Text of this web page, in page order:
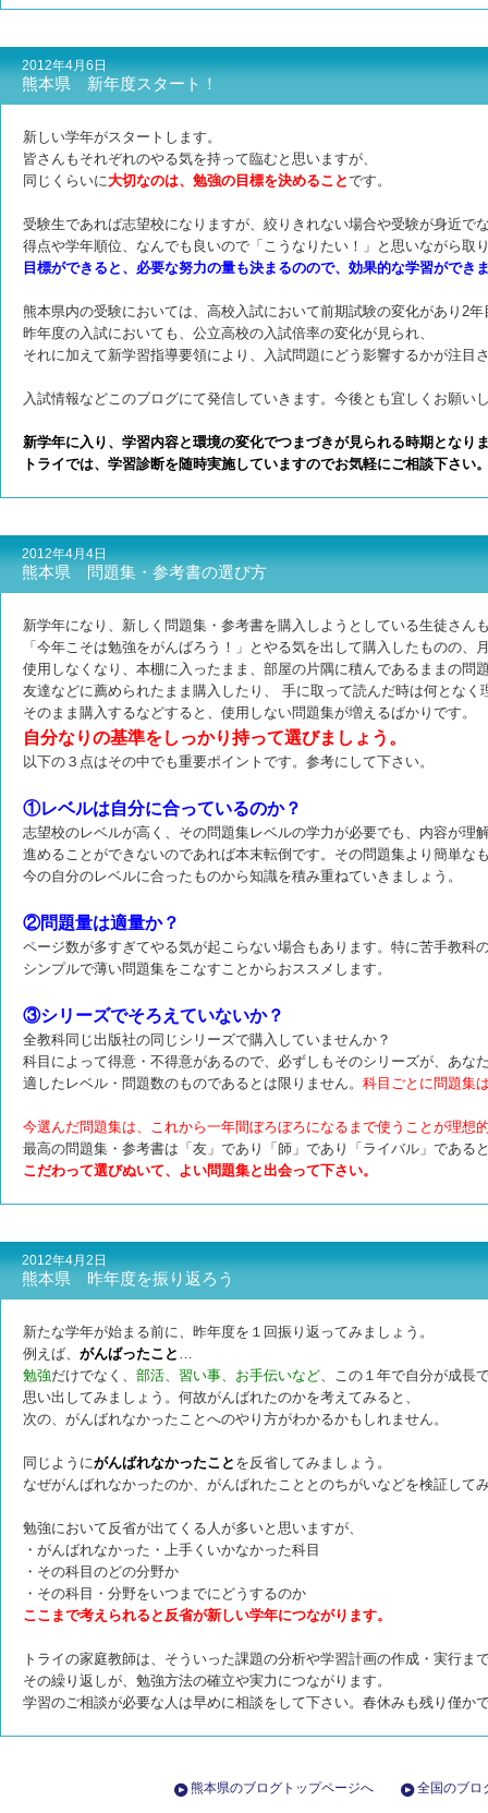
2012年4月6日
熊本県 新年度スタート！
新しい学年がスタートします。
皆さんもそれぞれのやる気を持って臨むと思いますが、
同じくらいに大切なのは、勉強の目標を決めることです。
受験生であれば志望校になりますが、絞りきれない場合や受験が身近で
得点や学年順位、なんでも良いので「こうなりたい！」と思いながら取
目標ができると、必要な努力の量も決まるのので、効果的な学習ができ
熊本県内の受験においては、高校入試において前期試験の変化があり2年
昨年度の入試においても、公立高校の入試倍率の変化が見られ、
それに加えて新学習指導要領により、入試問題にどう影響するかが注目
入試情報などこのブログにて発信していきます。今後とも宜しくお願い
新学年に入り、学習内容と環境の変化でつまづきが見られる時期となり
トライでは、学習診断を随時実施していますのでお気軽にご相談下さい
2012年4月4日
熊本県 問題集・参考書の選び方
新学年になり、新しく問題集・参考書を購入しようとしている生徒さん
「今年こそは勉強をがんばろう！」とやる気を出して購入したものの、
使用しなくなり、本棚に入ったまま、部屋の片隅に積んであるままの問
友達などに薦められたまま購入したり、 手に取って読んだ時は何となく
そのまま購入するなどすると、使用しない問題集が増えるばかりです。
自分なりの基準をしっかり持って選びましょう。
以下の３点はその中でも重要ポイントです。参考にして下さい。
①レベルは自分に合っているのか？
志望校のレベルが高く、その問題集レベルの学力が必要でも、内容が理
進めることができないのであれば本末転倒です。 その問題集より簡単な
今の自分のレベルに合ったものから知識を積み重ねていきましょう。
②問題量は適量か？
ページ数が多すぎてやる気が起こらない場合もあります。特に苦手教科
シンプルで薄い問題集をこなすことからおススメします。
③シリーズでそろえていないか？
全教科同じ出版社の同じシリーズで購入していませんか？
科目によって得意・不得意があるので、必ずしもそのシリーズが、あな
適したレベル・問題数のものであるとは限りません。 科目ごとに問題集
今選んだ問題集は、これから一年間ぼろぼろになるまで使うことが理想
最高の問題集・参考書は「友」であり「師」であり「ライバル」である
こだわって選びぬいて、よい問題集と出会って下さい。
2012年4月2日
熊本県 昨年度を振り返ろう
新たな学年が始まる前に、昨年度を１回振り返ってみましょう。
例えば、 がんばったこと …
勉強だけでなく、 部活、習い事、お手伝いなど、この１年で自分が成長
思い出してみましょう。何故がんばれたのかを考えてみると、
次の、がんばれなかったことへのやり方がわかるかもしれません。
同じようにがんばれなかったこと を反省してみましょう。
なぜがんばれなかったのか、がんばれたこととのちがいなどを検証して
勉強において反省が出てくる人が多いと思いますが、
・がんばれなかった・上手くいかなかった科目
・その科目のどの分野か
・その科目・分野をいつまでにどうするのか
ここまで考えられると反省が新しい学年につながります。
トライの家庭教師は、そういった課題の分析や学習計画の作成・実行ま
その繰り返しが、勉強方法の確立や実力につながります。
学習のご相談が必要な人は早めに相談をして下さい。春休みも残り僅か
熊本県のブログトップページへ 全国のブロ